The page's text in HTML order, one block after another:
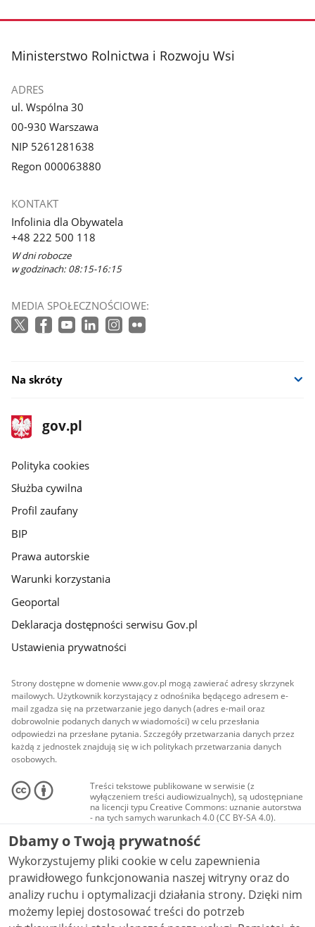
stopka
Ministerstwo Rolnictwa i Rozwoju Wsi
ADRES
ul. Wspólna 30
00-930 Warszawa
NIP 5261281638
Regon 000063880
KONTAKT
Infolinia dla Obywatela
+48 222 500 118
W dni robocze
w godzinach: 08:15-16:15
MEDIA SPOŁECZNOŚCIOWE:
Na skróty
stopka
gov.pl
Strona
gov.pl
gov.pl
Polityka cookies
Służba cywilna
Profil zaufany
BIP
Prawa autorskie
Warunki korzystania
Geoportal
Deklaracja dostępności serwisu Gov.pl
Ustawienia prywatności
Strony dostępne w domenie www.gov.pl mogą zawierać adresy skrzynek
mailowych. Użytkownik korzystający z odnośnika będącego adresem e-
mail zgadza się na przetwarzanie jego danych (adres e-mail oraz
dobrowolnie podanych danych w wiadomości) w celu przesłania
odpowiedzi na przesłane pytania. Szczegóły przetwarzania danych przez
każdą z jednostek znajdują się w ich politykach przetwarzania danych
osobowych.
Treści tekstowe publikowane w serwisie (z
wyłączeniem treści audiowizualnych), są udostępniane
na licencji typu Creative Commons: uznanie autorstwa
- na tych samych warunkach 4.0 (CC BY-SA 4.0).
Materiały audiowizualne, w tym zdjęcia, materiały
audio i wideo, są udostępniane na licencji typu
Creative Commons: uznanie autorstwa użycie
niekomercyjne - bez utworów zależnych 4.0 (CC BY-
NC-ND 4.0), o ile nie jest to stwierdzone inaczej.
Dbamy o Twoją prywatność
Wykorzystujemy pliki cookie w celu zapewnienia
prawidłowego funkcjonowania naszej witryny oraz do
analizy ruchu i optymalizacji działania strony. Dzięki nim
możemy lepiej dostosować treści do potrzeb